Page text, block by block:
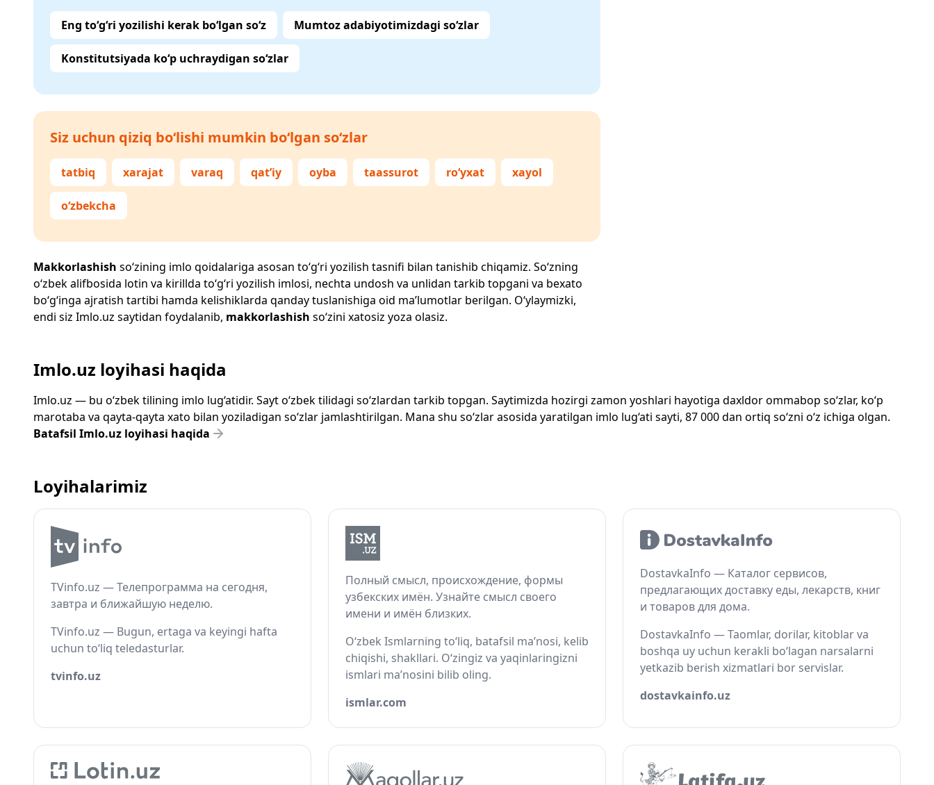
Eng to‘g‘ri yozilishi kerak bo‘lgan so‘z Mumtoz adabiyotimizdagi so‘zlar
Konstitutsiyada ko‘p uchraydigan so‘zlar
Siz uchun qiziq bo‘lishi mumkin bo‘lgan so‘zlar
tatbiq xarajat varaq qat’iy oyba taassurot ro‘yxat xayol
o‘zbekcha
Makkorlashish so‘zining imlo qoidalariga asosan to‘g‘ri yozilish tasnifi bilan tanishib chiqamiz. So‘zning
o‘zbek alifbosida lotin va kirillda to‘g‘ri yozilish imlosi, nechta undosh va unlidan tarkib topgani va bexato
bo‘g‘inga ajratish tartibi hamda kelishiklarda qanday tuslanishiga oid ma’lumotlar berilgan. O‘ylaymizki,
endi siz Imlo.uz saytidan foydalanib, makkorlashish so‘zini xatosiz yoza olasiz.
Imlo.uz loyihasi haqida
Imlo.uz — bu o‘zbek tilining imlo lug‘atidir. Sayt o‘zbek tilidagi so‘zlardan tarkib topgan. Saytimizda hozirgi zamon yoshlari hayotiga daxldor ommabop so‘zlar, ko‘p
marotaba va qayta-qayta xato bilan yoziladigan so‘zlar jamlashtirilgan. Mana shu so‘zlar asosida yaratilgan imlo lug‘ati sayti, 87 000 dan ortiq so‘zni o‘z ichiga olgan.
Batafsil Imlo.uz loyihasi haqida
Loyihalarimiz
TVinfo.uz — Телепрограмма на сегодня,
завтра и ближайшую неделю.
TVinfo.uz — Bugun, ertaga va keyingi hafta
uchun to‘liq teledasturlar.
tvinfo.uz
Полный смысл, происхождение, формы
узбекских имён. Узнайте смысл своего
имени и имён близких.
O‘zbek Ismlarning to‘liq, batafsil ma’nosi, kelib
chiqishi, shakllari. O‘zingiz va yaqinlaringizni
ismlari ma’nosini bilib oling.
ismlar.com
DostavkaInfo — Каталог сервисов,
предлагающих доставку еды, лекарств, книг
и товаров для дома.
DostavkaInfo — Taomlar, dorilar, kitoblar va
boshqa uy uchun kerakli bo‘lagan narsalarni
yetkazib berish xizmatlari bor servislar.
dostavkainfo.uz